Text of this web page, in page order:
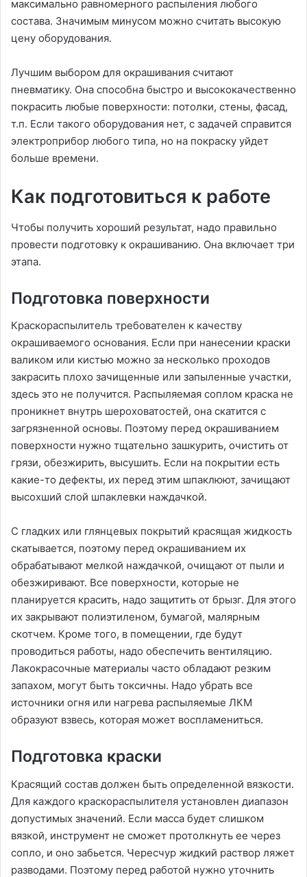
максимально равномерного распыления любого
состава. Значимым минусом можно считать высокую
цену оборудования.
Лучшим выбором для окрашивания считают
пневматику. Она способна быстро и высококачественно
покрасить любые поверхности: потолки, стены, фасад,
т.п. Если такого оборудования нет, с задачей справится
электроприбор любого типа, но на покраску уйдет
больше времени.
Как подготовиться к работе
Чтобы получить хороший результат, надо правильно
провести подготовку к окрашиванию. Она включает три
этапа.
Подготовка поверхности
Краскораспылитель требователен к качеству
окрашиваемого основания. Если при нанесении краски
валиком или кистью можно за несколько проходов
закрасить плохо зачищенные или запыленные участки,
здесь это не получится. Распыляемая соплом краска не
проникнет внутрь шероховатостей, она скатится с
загрязненной основы. Поэтому перед окрашиванием
поверхности нужно тщательно зашкурить, очистить от
грязи, обезжирить, высушить. Если на покрытии есть
какие-то дефекты, их перед этим шпаклюют, зачищают
высохший слой шпаклевки наждачкой.
С гладких или глянцевых покрытий красящая жидкость
скатывается, поэтому перед окрашиванием их
обрабатывают мелкой наждачкой, очищают от пыли и
обезжиривают. Все поверхности, которые не
планируется красить, надо защитить от брызг. Для этого
их закрывают полиэтиленом, бумагой, малярным
скотчем. Кроме того, в помещении, где будут
проводиться работы, надо обеспечить вентиляцию.
Лакокрасочные материалы часто обладают резким
запахом, могут быть токсичны. Надо убрать все
источники огня или нагрева распыляемые ЛКМ
образуют взвесь, которая может воспламениться.
Подготовка краски
Красящий состав должен быть определенной вязкости.
Для каждого краскораспылителя установлен диапазон
допустимых значений. Если масса будет слишком
вязкой, инструмент не сможет протолкнуть ее через
сопло, и оно забьется. Чересчур жидкий раствор ляжет
разводами. Поэтому перед работой нужно уточнить